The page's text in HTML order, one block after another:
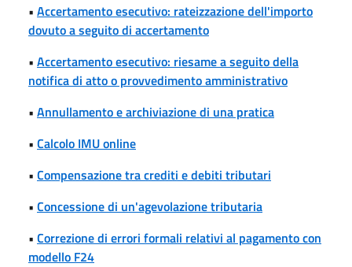
• Accertamento esecutivo: rateizzazione dell'importo
dovuto a seguito di accertamento
• Accertamento esecutivo: riesame a seguito della
notifica di atto o provvedimento amministrativo
• Annullamento e archiviazione di una pratica
• Calcolo IMU online
• Compensazione tra crediti e debiti tributari
• Concessione di un'agevolazione tributaria
• Correzione di errori formali relativi al pagamento con
modello F24